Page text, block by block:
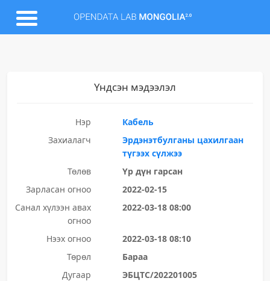
Үндсэн мэдээлэл
Нэр
Кабель
Захиалагч
Эрдэнэтбулганы цахилгаан
түгээх сүлжээ
Төлөв
Үр дүн гарсан
Зарласан огноо
2022-02-15
Санал хүлээн авах
огноо
2022-03-18 08:00
Нээх огноо
2022-03-18 08:10
Төрөл
Бараа
Дугаар
ЭБЦТС/202201005